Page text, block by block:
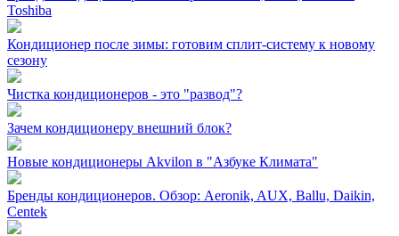
Toshiba
Кондиционер после зимы: готовим сплит-систему к новому
сезону
Чистка кондиционеров - это "развод"?
Зачем кондиционеру внешний блок?
Новые кондиционеры Akvilon в "Азбуке Климата"
Бренды кондиционеров. Обзор: Aeronik, AUX, Ballu, Daikin,
Centek